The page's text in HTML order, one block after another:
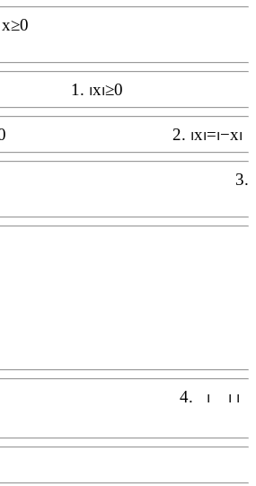
≥0
⏐х⏐≥0
2. ⏐х⏐=⏐−х⏐
3.
⏐ ⏐ ⏐